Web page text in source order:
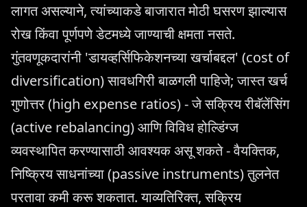
लागत असल्याने, त्यांच्याकडे बाजारात मोठी घसरण झाल्यास
रोख किंवा पूर्णपणे डेटमध्ये जाण्याची क्षमता नसते.
गुंतवणूकदारांनी 'डायव्हर्सिफिकेशनच्या खर्चाबद्दल' (cost of
diversification) सावधगिरी बाळगली पाहिजे; जास्त खर्च
गुणोत्तर (high expense ratios) - जे सक्रिय रीबॅलेंसिंग
(active rebalancing) आणि विविध होल्डिंग्ज
व्यवस्थापित करण्यासाठी आवश्यक असू शकते - वैयक्तिक,
निष्क्रिय साधनांच्या (passive instruments) तुलनेत
परतावा कमी करू शकतात. याव्यतिरिक्त, सक्रिय